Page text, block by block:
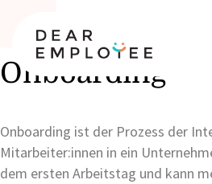
Onboarding
Onboarding ist der Prozess der
Mitarbeiter:innen in ein
dem ersten Arbeitstag und kann